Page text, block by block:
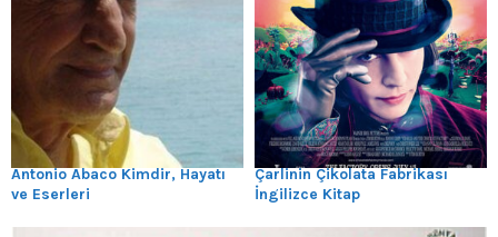
Antonio Abaco Kimdir, Hayatı
ve Eserleri
Çarlinin Çikolata Fabrikası
İngilizce Kitap